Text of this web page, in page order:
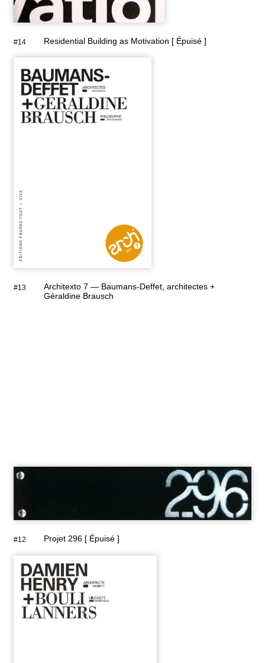
#14 Residential Building as Motivation [ Épuisé ]
#13
Architexto 7 — Baumans-Deffet, architectes +
Géraldine Brausch
#12 Projet 296 [ Épuisé ]